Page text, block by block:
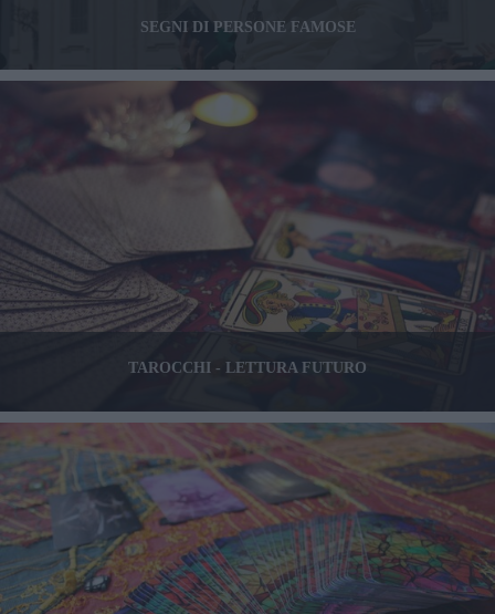
SEGNI DI PERSONE FAMOSE
TAROCCHI - LETTURA FUTURO